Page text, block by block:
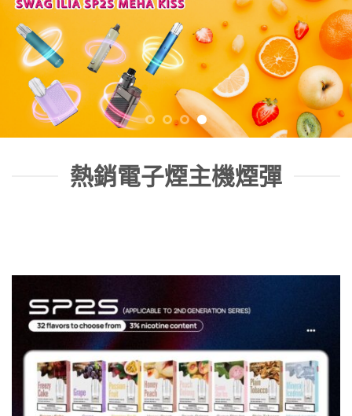
熱銷電子煙主機煙彈